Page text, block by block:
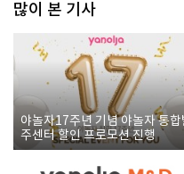
많이 본 기사
야놀자17주년 기념 야놀자 통합
주센터 할인 프로모션 진행